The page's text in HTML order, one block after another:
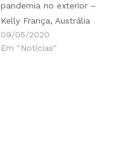
pandemia no exterior –
Kelly França, Austrália
09/05/2020
Em "Notícias"